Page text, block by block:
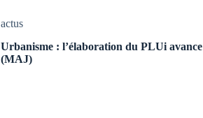
actus
Urbanisme : l’élaboration du PLUi avance
(MAJ)